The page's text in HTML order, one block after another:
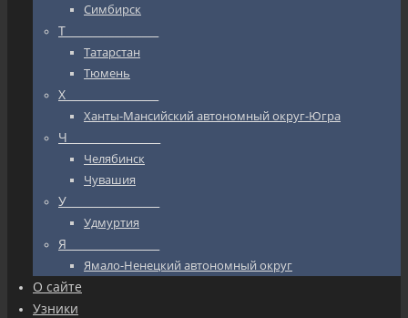
Симбирск
Т_________________
Татарстан
Тюмень
Х_________________
Ханты-Мансийский автономный округ-Югра
Ч_________________
Челябинск
Чувашия
У_________________
Удмуртия
Я_________________
Ямало-Ненецкий автономный округ
О сайте
Узники